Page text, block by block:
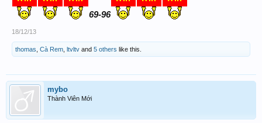
69-96
18/12/13
thomas Cà Rem ltvltv and 5 others like this.
mybo
Thành Viên Mới